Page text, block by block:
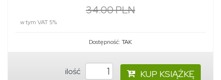
34.00 PLN
w tym VAT 5%
Dostępność: TAK
ilość KUP KSIĄŻKĘ